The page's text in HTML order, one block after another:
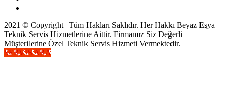
2021 © Copyright | Tüm Hakları Saklıdır. Her Hakkı Beyaz Eşya
Teknik Servis Hizmetlerine Aittir. Firmamız Siz Değerli
Müşterilerine Özel Teknik Servis Hizmeti Vermektedir.
SERVİS ARA